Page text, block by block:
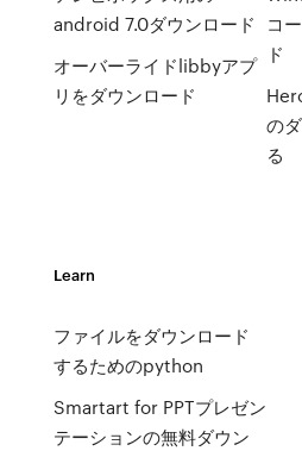
android 7.0ダウンロード
オーバーライドlibbyアプ
リをダウンロード
コ
ド
の
る
Learn
ファイルをダウンロード
するためのpython
Smartart for PPTプレゼン
テーションの無料ダウン